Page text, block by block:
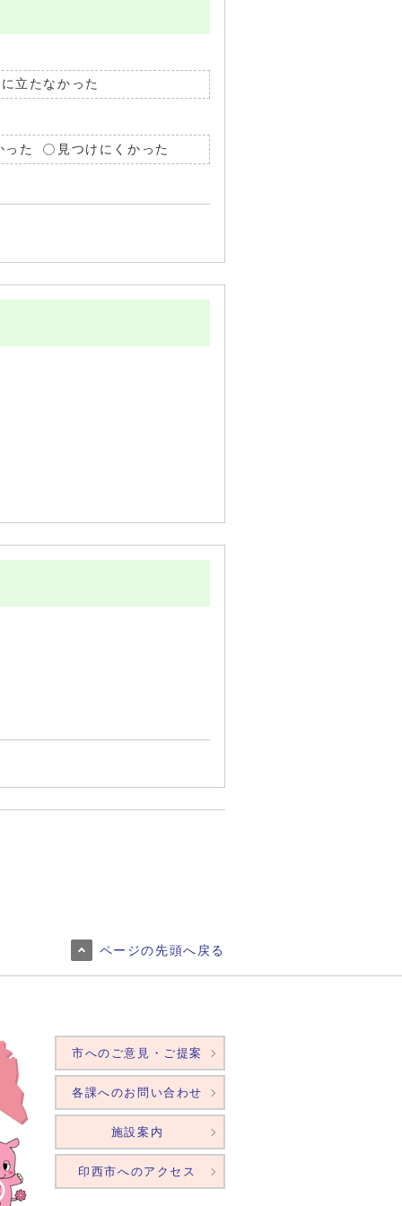
立たなかった
った 見つけにくかった
ページの先頭へ戻る
市へのご意見・ご提案
各課へのお問い合わせ
施設案内
印西市へのアクセス